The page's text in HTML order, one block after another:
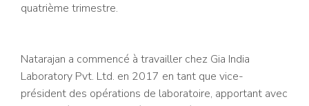
quatrième trimestre.
Natarajan a commencé à travailler chez Gia India
Laboratory Pvt. Ltd. en 2017 en tant que vice-
président des opérations de laboratoire, apportant avec